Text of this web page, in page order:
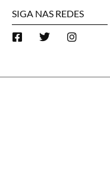
SIGA NAS REDES